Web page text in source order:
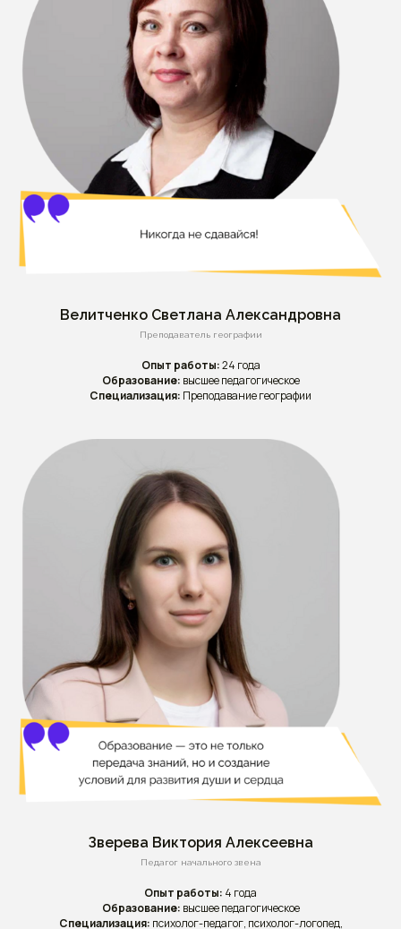
Велитченко Светлана Александровна
Преподаватель географии
Опыт работы:24 года
Образование: высшее педагогическое
Специализация: Преподавание географии
Зверева Виктория Алексеевна
Педагог начального звена
Опыт работы: 4 года
Образование: высшее педагогическое
Специализация: психолог-педагог, психолог-логопед,